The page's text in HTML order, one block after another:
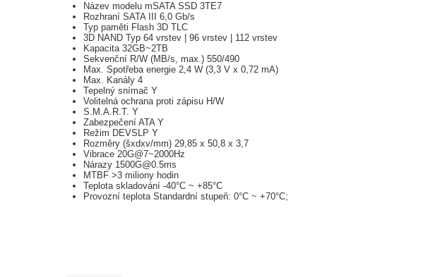
Název modelu mSATA SSD 3TE7
Rozhraní SATA III 6,0 Gb/s
Typ paměti Flash 3D TLC
3D NAND Typ 64 vrstev | 96 vrstev | 112 vrstev
Kapacita 32GB~2TB
Sekvenční R/W (MB/s, max.) 550/490
Max. Spotřeba energie 2,4 W (3,3 V x 0,72 mA)
Max. Kanály 4
Tepelný snímač Y
Volitelná ochrana proti zápisu H/W
S.M.A.R.T. Y
Zabezpečení ATA Y
Režim DEVSLP Y
Rozměry (šxdxv/mm) 29,85 x 50,8 x 3,7
Vibrace 20G@7~2000Hz
Nárazy 1500G@0.5ms
MTBF >3 miliony hodin
Teplota skladování -40°C ~ +85°C
Provozní teplota Standardní stupeň: 0°C ~ +70°C;